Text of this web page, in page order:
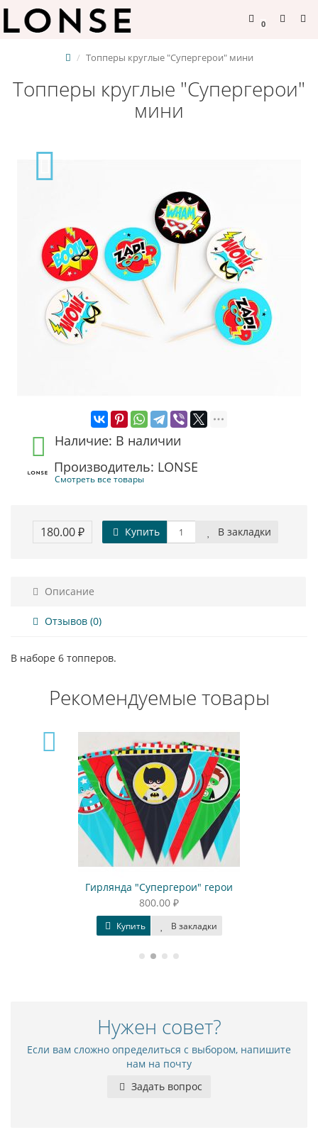
0
Топперы круглые "Супергерои" мини
Топперы круглые "Супергерои"
мини
Наличие: В наличии
Производитель: LONSE
Смотреть все товары
180.00 ₽ Купить В закладки
Описание
Отзывов (0)
В наборе 6 топперов.
Рекомендуемые товары
Гирлянда "Супергерои" герои
800.00 ₽
Купить В закладки
Нужен совет?
Если вам сложно определиться с выбором, напишите
нам на почту
Задать вопрос